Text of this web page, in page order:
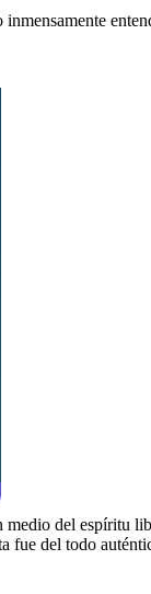
del espíritu
fue del todo